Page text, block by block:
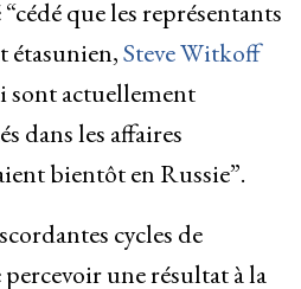
que les représentants
étasunien,Steve Witkoff
sont actuellement
dans les affaires
bientôt en Russie”.
cycles de
une résultat à la